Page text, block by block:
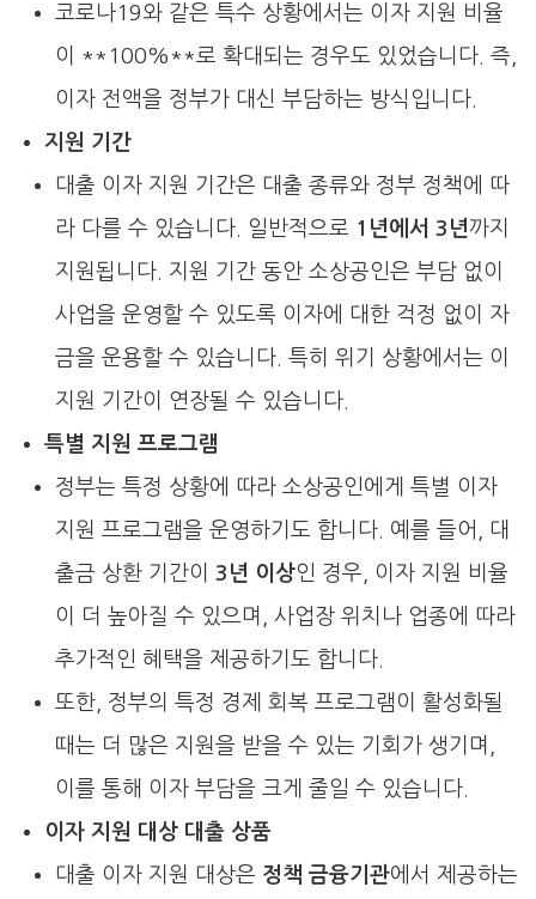
코로나19와 같은 특수 상황에서는 이자 지원 비율
이 **100%**로 확대되는 경우도 있었습니다. 즉,
이자 전액을 정부가 대신 부담하는 방식입니다.
지원 기간
대출 이자 지원 기간은 대출 종류와 정부 정책에 따
라 다를 수 있습니다. 일반적으로 1년에서 3년까지
지원됩니다. 지원 기간 동안 소상공인은 부담 없이
사업을 운영할 수 있도록 이자에 대한 걱정 없이 자
금을 운용할 수 있습니다. 특히 위기 상황에서는 이
지원 기간이 연장될 수 있습니다.
특별 지원 프로그램
정부는 특정 상황에 따라 소상공인에게 특별 이자
지원 프로그램을 운영하기도 합니다. 예를 들어, 대
출금 상환 기간이 3년 이상인 경우, 이자 지원 비율
이 더 높아질 수 있으며, 사업장 위치나 업종에 따라
추가적인 혜택을 제공하기도 합니다.
또한, 정부의 특정 경제 회복 프로그램이 활성화될
때는 더 많은 지원을 받을 수 있는 기회가 생기며,
이를 통해 이자 부담을 크게 줄일 수 있습니다.
이자 지원 대상 대출 상품
대출 이자 지원 대상은 정책 금융기관에서 제공하는